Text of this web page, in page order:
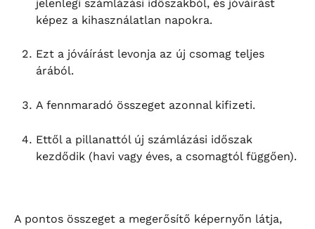
jelenlegi számlázási időszakból, és jóváírást
képez a kihasználatlan napokra.
Ezt a jóváírást levonja az új csomag teljes
árából.
A fennmaradó összeget azonnal kifizeti.
Ettől a pillanattól új számlázási időszak
kezdődik (havi vagy éves, a csomagtól függően).
A pontos összeget a megerősítő képernyőn látja,